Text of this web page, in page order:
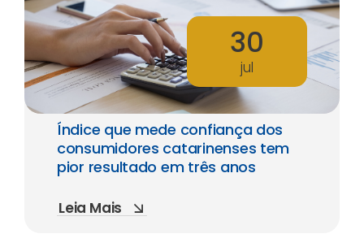
30
jul
Índice que mede confiança dos
consumidores catarinenses tem
pior resultado em três anos
Leia Mais